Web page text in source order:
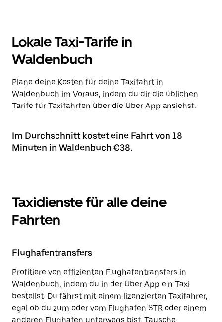
Lokale Taxi-Tarife in
Waldenbuch
Plane deine Kosten für deine Taxifahrt in
Waldenbuch im Voraus, indem du dir die üblichen
Tarife für Taxifahrten über die Uber App ansiehst.
Im Durchschnitt kostet eine Fahrt von 18
Minuten in Waldenbuch €38.
Taxidienste für alle deine
Fahrten
Flughafentransfers
Profitiere von effizienten Flughafentransfers in
Waldenbuch, indem du in der Uber App ein Taxi
bestellst. Du fährst mit einem lizenzierten Taxifahrer,
egal ob du zum oder vom Flughafen STR oder einem
anderen Flughafen unterwegs bist. Tausche